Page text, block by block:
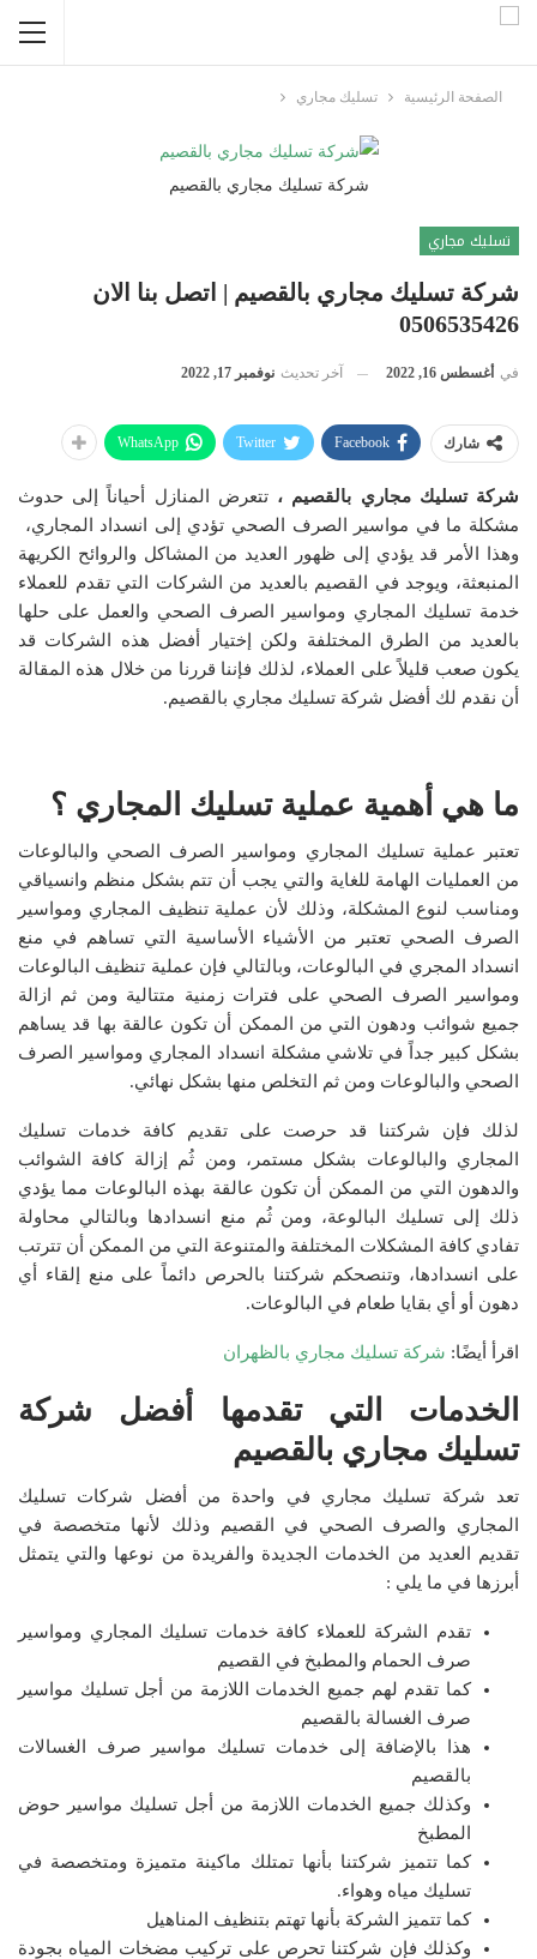
الصفحة الرئيسية تسليك مجاري
شركة تسليك مجاري بالقصيم
تسليك مجاري
شركة تسليك مجاري بالقصيم | اتصل بنا الان
0506535426
في أغسطس 16, 2022 آخر تحديث نوفمبر 17, 2022
شارك Facebook
Twitter
WhatsApp
شركة تسليك مجاري بالقصيم ،تتعرض المنازل أحياناً إلى حدوث
مشكلة ما في مواسير الصرف الصحي تؤدي إلى انسداد المجاري،
وهذا الأمر قد يؤدي إلى ظهور العديد من المشاكل والروائح الكريهة
المنبعثة، ويوجد في القصيم بالعديد من الشركات التي تقدم للعملاء
خدمة تسليك المجاري ومواسير الصرف الصحي والعمل على حلها
بالعديد من الطرق المختلفة ولكن إختيار أفضل هذه الشركات قد
يكون صعب قليلاً على العملاء، لذلك فإننا قررنا من خلال هذه المقالة
أن نقدم لك أفضل شركة تسليك مجاري بالقصيم.
ما هي أهمية عملية تسليك المجاري ؟
تعتبر عملية تسليك المجاري ومواسير الصرف الصحي والبالوعات
من العمليات الهامة للغاية والتي يجب أن تتم بشكل منظم وانسياقي
ومناسب لنوع المشكلة، وذلك لأن عملية تنظيف المجاري ومواسير
الصرف الصحي تعتبر من الأشياء الأساسية التي تساهم في منع
انسداد المجري في البالوعات، وبالتالي فإن عملية تنظيف البالوعات
ومواسير الصرف الصحي على فترات زمنية متتالية ومن ثم ازالة
جميع شوائب ودهون التي من الممكن أن تكون عالقة بها قد يساهم
بشكل كبير جداً في تلاشي مشكلة انسداد المجاري ومواسير الصرف
الصحي والبالوعات ومن ثم التخلص منها بشكل نهائي.
لذلك فإن شركتنا قد حرصت على تقديم كافة خدمات تسليك
المجاري والبالوعات بشكل مستمر، ومن ثُم إزالة كافة الشوائب
والدهون التي من الممكن أن تكون عالقة بهذه البالوعات مما يؤدي
ذلك إلى تسليك البالوعة، ومن ثُم منع انسدادها وبالتالي محاولة
تفادي كافة المشكلات المختلفة والمتنوعة التي من الممكن أن تترتب
على انسدادها، وتنصحكم شركتنا بالحرص دائماً على منع إلقاء أي
دهون أو أي بقايا طعام في البالوعات.
اقرأ أيضًا: شركة تسليك مجاري بالظهران
الخدمات التي تقدمها أفضل شركة
تسليك مجاري بالقصيم
تعد شركة تسليك مجاري في واحدة من أفضل شركات تسليك
المجاري والصرف الصحي في القصيم وذلك لأنها متخصصة في
تقديم العديد من الخدمات الجديدة والفريدة من نوعها والتي يتمثل
أبرزها في ما يلي :
تقدم الشركة للعملاء كافة خدمات تسليك المجاري ومواسير
صرف الحمام والمطبخ في القصيم
كما تقدم لهم جميع الخدمات اللازمة من أجل تسليك مواسير
صرف الغسالة بالقصيم
هذا بالإضافة إلى خدمات تسليك مواسير صرف الغسالات
بالقصيم
وكذلك جميع الخدمات اللازمة من أجل تسليك مواسير حوض
المطبخ
كما تتميز شركتنا بأنها تمتلك ماكينة متميزة ومتخصصة في
تسليك مياه وهواء.
كما تتميز الشركة بأنها تهتم بتنظيف المناهيل
وكذلك فإن شركتنا تحرص على تركيب مضخات المياه بجودة